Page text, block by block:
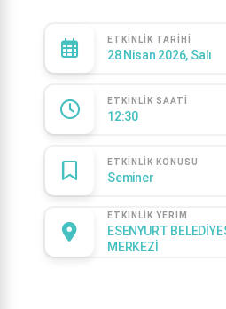
ETKINLIK TARIHI
28 Nisan 2026, Salı
ETKINLIK SAATI
12:30
ETKINLIK KONUSU
Seminer
ETKINLIK YERIM
ESENYURT
MERKEZİ